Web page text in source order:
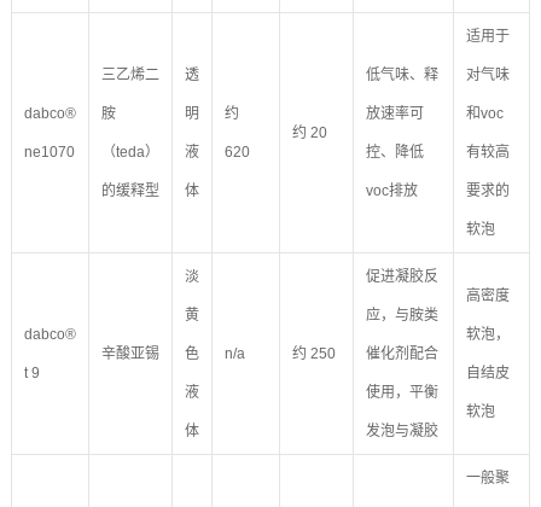
dabco®
ne1070
三乙烯二
胺
（teda）
的缓释型
透
明
液
体
约
620
约 20
低气味、释
放速率可
控、降低
voc排放
适用于
对气味
和voc
有较高
要求的
软泡
dabco®
t 9
辛酸亚锡
淡
黄
色
液
体
n/a 约 250
促进凝胶反
应，与胺类
催化剂配合
使用，平衡
发泡与凝胶
高密度
软泡，
自结皮
软泡
一般聚